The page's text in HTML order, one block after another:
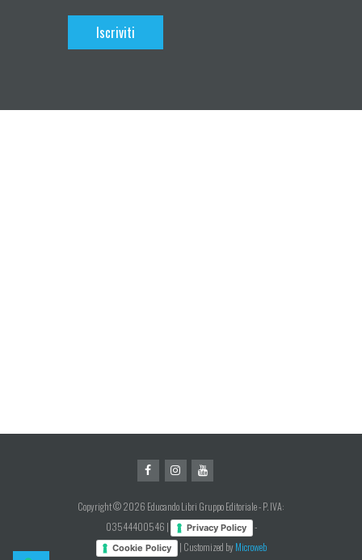
Copyright © 2026 Educando Libri Gruppo Editoriale - P. IVA:
03544400546 |
Privacy Policy -
Cookie Policy | Customized byMicroweb